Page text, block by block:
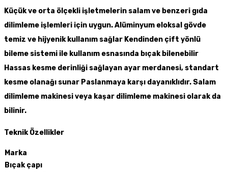
Küçük ve orta ölçekli işletmelerin salam ve benzeri gıda
dilimleme işlemleri için uygun. Alüminyum eloksal gövde
temiz ve hijyenik kullanım sağlar Kendinden çift yönlü
bileme sistemi ile kullanım esnasında bıçak bilenebilir
Hassas kesme derinliği sağlayan ayar merdanesi, standart
kesme olanağı sunar Paslanmaya karşı dayanıklıdır. Salam
dilimleme makinesi veya kaşar dilimleme makinesi olarak da
bilinir.
Teknik Özellikler
Marka
Bıçak çapı